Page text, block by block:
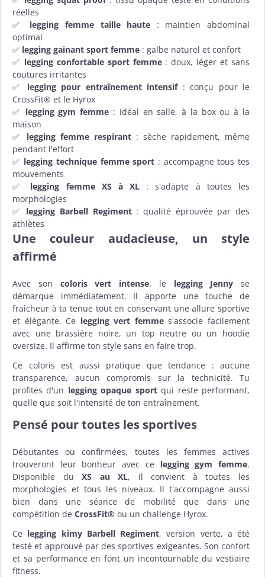
réelles
✅ legging femme taille haute : maintien abdominal
optimal
✅ legging gainant sport femme : galbe naturel et confort
✅ legging confortable sport femme: doux, léger et sans
coutures irritantes
✅ legging pour entraînement intensif: conçu pour le
CrossFit® et le Hyrox
✅ legging gym femme : idéal en salle, à la box ou à la
maison
✅ legging femme respirant : sèche rapidement, même
pendant l'effort
✅ legging technique femme sport : accompagne tous tes
mouvements
✅ legging femme XS à XL : s'adapte à toutes les
morphologies
✅ legging Barbell Regiment: qualité éprouvée par des
athlètes
Une couleur audacieuse, un style
affirmé
Avec son coloris vert intense, le legging Jenny se
démarque immédiatement. Il apporte une touche de
fraîcheur à ta tenue tout en conservant une allure sportive
et élégante. Ce legging vert femmes'associe facilement
avec une brassière noire, un top neutre ou un hoodie
oversize. Il affirme ton style sans en faire trop.
Ce coloris est aussi pratique que tendance : aucune
transparence, aucun compromis sur la technicité. Tu
profites d'un legging opaque sportqui reste performant,
quelle que soit l'intensité de ton entraînement.
Pensé pour toutes les sportives
Débutantes ou confirmées, toutes les femmes actives
trouveront leur bonheur avec ce legging gym femme.
Disponible duXS au XL, il convient à toutes les
morphologies et tous les niveaux. Il t'accompagne aussi
bien dans une séance de mobilité que dans une
compétition de CrossFit® ou un challenge Hyrox.
Ce legging kimy Barbell Regiment, version verte, a été
testé et approuvé par des sportives exigeantes. Son confort
et sa performance en font un incontournable du vestiaire
fitness.